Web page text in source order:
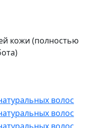
кожи (полностью